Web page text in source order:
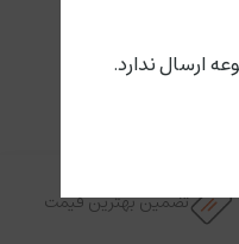
تضمین بهترین قیمت